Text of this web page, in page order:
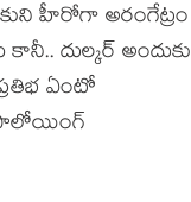
హీరోగా అరంగేట్రం
దుల్కర్ అందుకు
ఏంటో
ఫాలోయింగ్